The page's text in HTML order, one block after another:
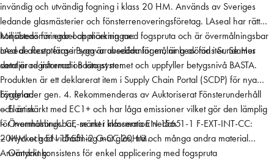
t
t
6
0
0
m
l
m
ä
n
g
invändig och utvändig fogning i klass 20 HM. Används av Sveriges
ledande glasmästerier och fönsterrenoveringsföretag. LAseal har rätt
konsistens för enkel applicering med fogspruta och är övermålningsbar
med de flesta färger som är avsedda för målning av fönster. Se mer
detaljerad information längst ner.
Miljöbedömningar och märkningar:
LAseal accepteras i Byggvarubedömningen, är bedömd i SundaHus
samt är registrerad i Basta-systemet och uppfyller betygsnivå BASTA.
Produkten är ett deklarerat item i Supply Chain Portal (SCDP) för nya
byggnader gen. 4. Rekommenderas av Auktoriserat Fönsterunderhåll
och är märkt med EC1+ och har låga emissioner vilket gör den lämplig
för inomhusbruk. CE-märkt i klasserna EN 15651-1 F-EXT-INT-CC:
20HM och EN 15651-2 G-CC 20HM.
Fördelar:
– Elastisk
– Övermålningsbar, se mer information nedan
– Mycket god vidhäftning mot glas, trä och många andra material
– Omtyckt konsistens för enkel applicering med fogspruta
Användning: